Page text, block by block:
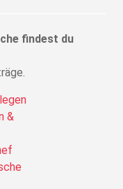
findest du
&